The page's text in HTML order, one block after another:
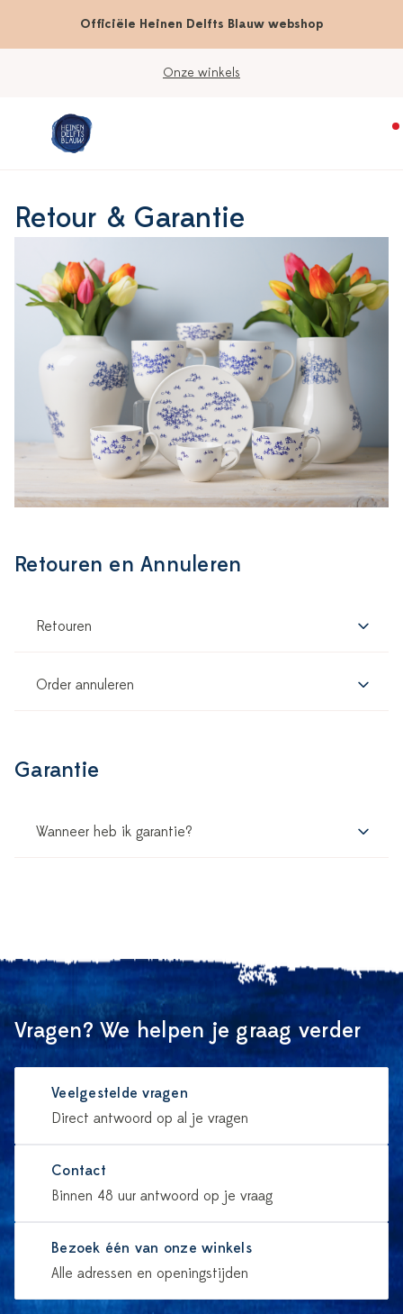
Officiële Heinen Delfts Blauw webshop
Onze winkels
Retour & Garantie
Retouren en Annuleren
Retouren
Order annuleren
Garantie
Wanneer heb ik garantie?
Vragen? We helpen je graag verder
Veelgestelde vragen
Direct antwoord op al je vragen
Contact
Binnen 48 uur antwoord op je vraag
Bezoek één van onze winkels
Alle adressen en openingstijden